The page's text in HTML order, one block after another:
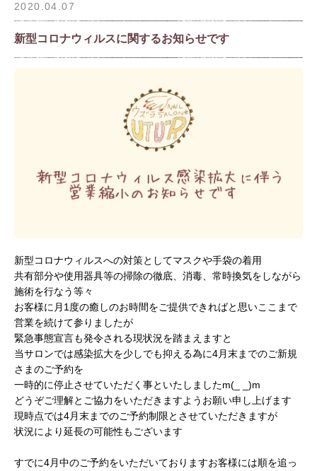
2020.04.07
新型コロナウィルスに関するお知らせです
新型コロナウィルスへの対策としてマスクや手袋の着用
共有部分や使用器具等の掃除の徹底、消毒、常時換気をしながら
施術を行なう等々
お客様に月1度の癒しのお時間をご提供できればと思いここまで
営業を続けて参りましたが
緊急事態宣言も発令される現状況を踏まえますと
当サロンでは感染拡大を少しでも抑える為に4月末までのご新規
さまのご予約を
一時的に停止させていただく事といたしましたm(_ _)m
どうぞご理解とご協力をいただきますようお願い申し上げます
現時点では4月末までのご予約制限とさせていただきますが
状況により延長の可能性もございます
すでに4月中のご予約をいただいておりますお客様には順を追っ